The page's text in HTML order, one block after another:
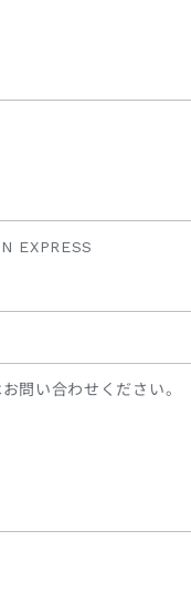
EXPRESS
問い合わせください。